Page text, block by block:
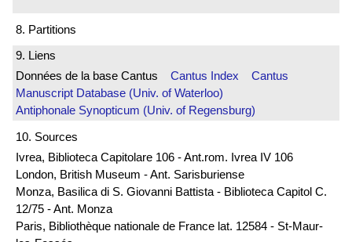
8. Partitions
9. Liens
Données de la base Cantus Cantus Index
Cantus
Manuscript Database (Univ. of Waterloo)
Antiphonale Synopticum (Univ. of Regensburg)
10. Sources
Ivrea, Biblioteca Capitolare 106 - Ant.rom. Ivrea IV 106
London, British Museum - Ant. Sarisburiense
Monza, Basilica di S. Giovanni Battista - Biblioteca Capitol C.
12/75 - Ant. Monza
Paris, Bibliothèque nationale de France lat. 12584 - St-Maur-